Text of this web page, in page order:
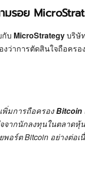
มรอย
กับ MicroStrategyบริษั
ว่าการตัดสินใจถือคร
พิ่มการถือครองBitcoin
จากนักลงทุนในตลาด
อร์ต Bitcoin อย่างต่อเ